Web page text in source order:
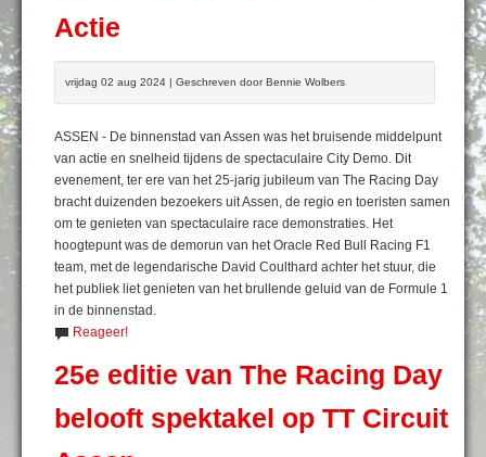
Actie
vrijdag 02 aug 2024 | Geschreven door Bennie Wolbers
ASSEN - De binnenstad van Assen was het bruisende middelpunt
van actie en snelheid tijdens de spectaculaire City Demo. Dit
evenement, ter ere van het 25-jarig jubileum van The Racing Day
bracht duizenden bezoekers uit Assen, de regio en toeristen samen
om te genieten van spectaculaire race demonstraties. Het
hoogtepunt was de demorun van het Oracle Red Bull Racing F1
team, met de legendarische David Coulthard achter het stuur, die
het publiek liet genieten van het brullende geluid van de Formule 1
in de binnenstad.
Reageer!
25e editie van The Racing Day
belooft spektakel op TT Circuit